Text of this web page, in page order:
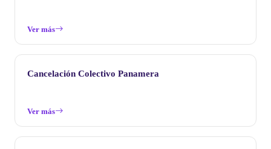
Ver más
Cancelación Colectivo Panamera
Ver más